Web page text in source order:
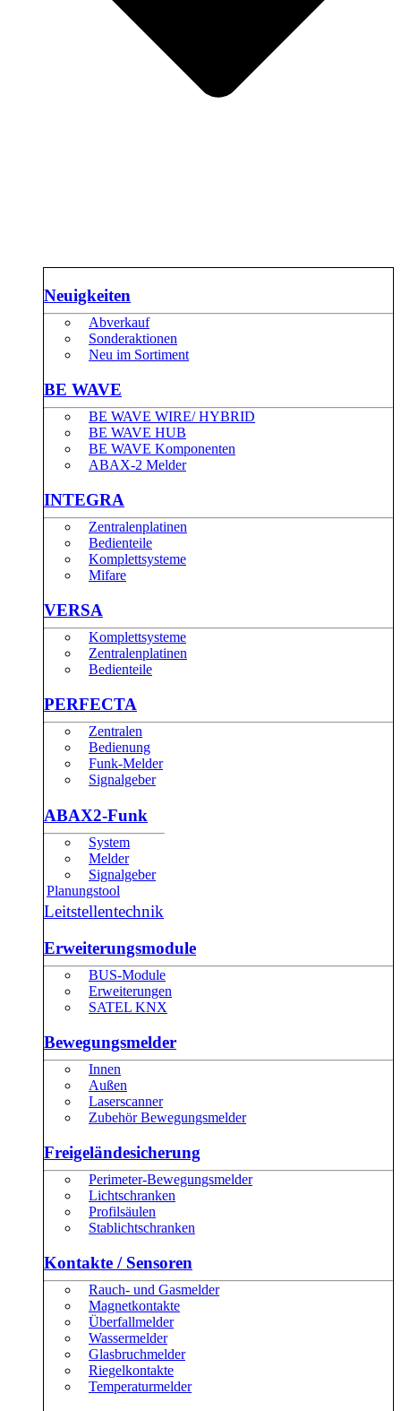
Neuigkeiten
Abverkauf
Sonderaktionen
Neu im Sortiment
BE WAVE
BE WAVE WIRE/ HYBRID
BE WAVE HUB
BE WAVE Komponenten
ABAX-2 Melder
INTEGRA
Zentralenplatinen
Bedienteile
Komplettsysteme
Mifare
VERSA
Komplettsysteme
Zentralenplatinen
Bedienteile
PERFECTA
Zentralen
Bedienung
Funk-Melder
Signalgeber
ABAX2-Funk
System
Melder
Signalgeber
Planungstool
Leitstellentechnik
Erweiterungsmodule
BUS-Module
Erweiterungen
SATEL KNX
Bewegungsmelder
Innen
Außen
Laserscanner
Zubehör Bewegungsmelder
Freigeländesicherung
Perimeter-Bewegungsmelder
Lichtschranken
Profilsäulen
Stablichtschranken
Kontakte / Sensoren
Rauch- und Gasmelder
Magnetkontakte
Überfallmelder
Wassermelder
Glasbruchmelder
Riegelkontakte
Temperaturmelder